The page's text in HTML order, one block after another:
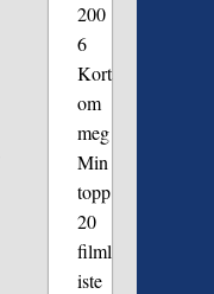
200
6
Kort
om
meg
Min
topp
20
filml
iste